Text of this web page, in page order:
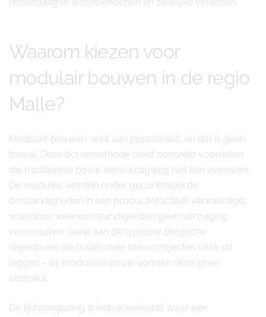
hedendaagse woonbehoeften en zakelijke vereisten.
Waarom kiezen voor
modulair bouwen in de regio
Malle?
Modulair bouwen wint aan populariteit, en dat is geen
toeval. Deze bouwmethode biedt concrete voordelen
die traditionele bouw eenvoudigweg niet kan evenaren.
De modules worden onder gecontroleerde
omstandigheden in een productiefaciliteit vervaardigd,
waardoor weersomstandigheden geen vertraging
veroorzaken. Denk aan de typische Belgische
regenbuien die traditionele bouwprojecten vaak stil
leggen – bij modulaire bouw vormen deze geen
obstakel.
De tijdsbesparing is indrukwekkend: waar een